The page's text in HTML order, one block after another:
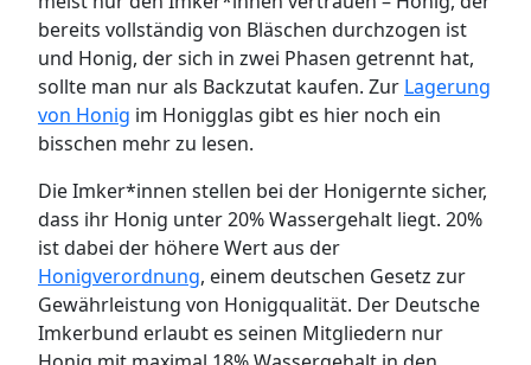
bereits vollständig von Bläschen durchzogen ist
und Honig, der sich in zwei Phasen getrennt hat,
sollte man nur als Backzutat kaufen. Zur Lagerung
von Honig im Honigglas gibt es hier noch ein
bisschen mehr zu lesen.
Die Imker*innen stellen bei der Honigernte sicher,
dass ihr Honig unter 20% Wassergehalt liegt. 20%
ist dabei der höhere Wert aus der
Honigverordnung, einem deutschen Gesetz zur
Gewährleistung von Honigqualität. Der Deutsche
Imkerbund erlaubt es seinen Mitgliedern nur